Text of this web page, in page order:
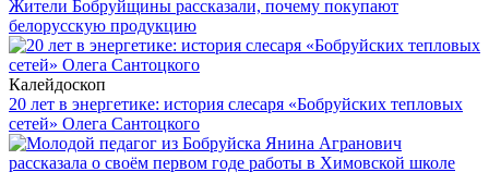
Жители Бобруйщины рассказали, почему покупают
белорусскую продукцию
Калейдоскоп
20 лет в энергетике: история слесаря «Бобруйских тепловых
сетей» Олега Сантоцкого